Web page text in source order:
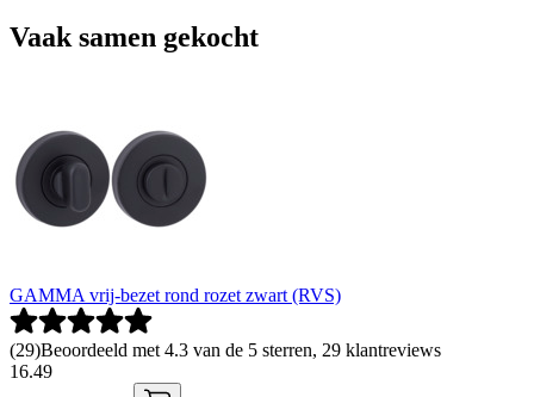
Vaak samen gekocht
GAMMA vrij-bezet rond rozet zwart (RVS)
(29)Beoordeeld met 4.3 van de 5 sterren, 29 klantreviews
16.49